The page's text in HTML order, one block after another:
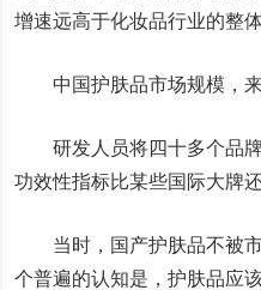
增速远高于化妆品行业的整体
中国护肤品市场规模，来
研发人员将四十多个品牌
功效性指标比某些国际大牌还
当时，国产护肤品不被市
个普遍的认知是，护肤品应